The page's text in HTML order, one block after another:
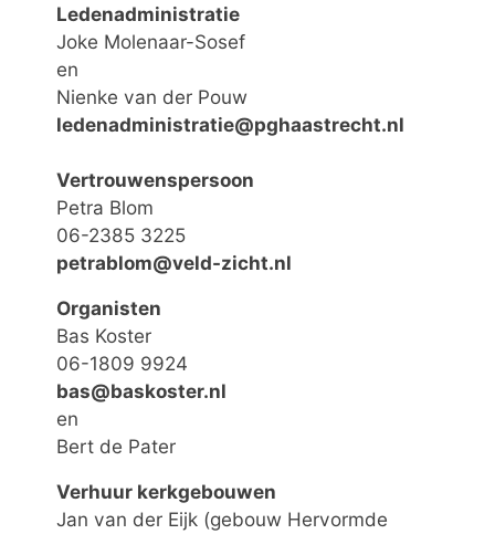
Ledenadministratie
Joke Molenaar-Sosef
en
Nienke van der Pouw
ledenadministratie@pghaastrecht.nl
Vertrouwenspersoon
Petra Blom
06-2385 3225
petrablom@veld-zicht.nl
Organisten
Bas Koster
06-1809 9924
bas@baskoster.nl
en
Bert de Pater
Verhuur kerkgebouwen
Jan van der Eijk (gebouw Hervormde